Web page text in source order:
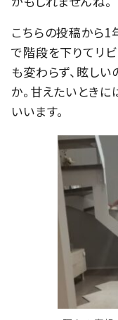
こちらの投稿から1
で階段を下りてリビ
も変わらず、眩し
か。甘えたいとき
いいます。